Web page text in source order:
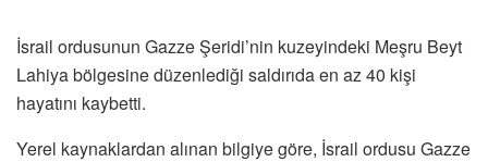
İsrail ordusunun Gazze Şeridi’nin kuzeyindeki Meşru Beyt
Lahiya bölgesine düzenlediği saldırıda en az 40 kişi
hayatını kaybetti.
Yerel kaynaklardan alınan bilgiye göre, İsrail ordusu Gazze